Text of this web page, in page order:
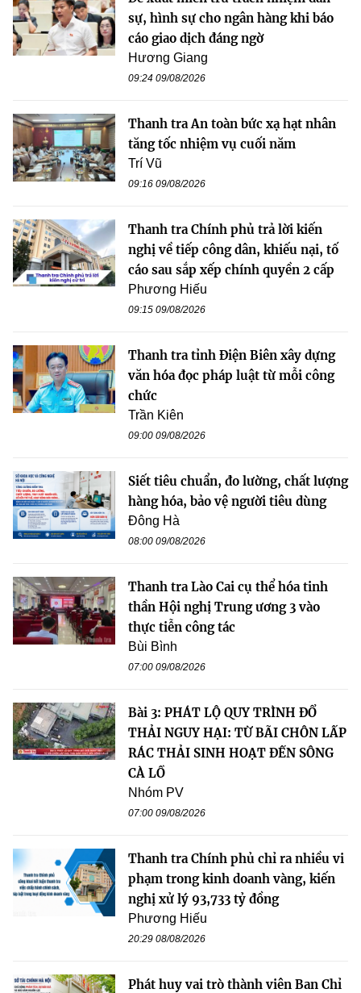
sự, hình sự cho ngân hàng khi báo
cáo giao dịch đáng ngờ
Hương Giang
09:24 09/08/2026
Thanh tra An toàn bức xạ hạt nhân
tăng tốc nhiệm vụ cuối năm
Trí Vũ
09:16 09/08/2026
Thanh tra Chính phủ trả lời kiến
nghị về tiếp công dân, khiếu nại, tố
cáo sau sắp xếp chính quyền 2 cấp
Phương Hiếu
09:15 09/08/2026
Thanh tra tỉnh Điện Biên xây dựng
văn hóa đọc pháp luật từ mỗi công
chức
Trần Kiên
09:00 09/08/2026
Siết tiêu chuẩn, đo lường, chất lượng
hàng hóa, bảo vệ người tiêu dùng
Đông Hà
08:00 09/08/2026
Thanh tra Lào Cai cụ thể hóa tinh
thần Hội nghị Trung ương 3 vào
thực tiễn công tác
Bùi Bình
07:00 09/08/2026
Bài 3: PHÁT LỘ QUY TRÌNH ĐỔ
THẢI NGUY HẠI: TỪ BÃI CHÔN LẤP
RÁC THẢI SINH HOẠT ĐẾN SÔNG
CÀ LỒ
Nhóm PV
07:00 09/08/2026
Thanh tra Chính phủ chỉ ra nhiều vi
phạm trong kinh doanh vàng, kiến
nghị xử lý 93,733 tỷ đồng
Phương Hiếu
20:29 08/08/2026
Phát huy vai trò thành viên Ban Chỉ